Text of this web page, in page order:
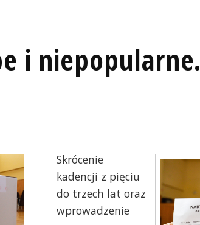
i niepopularne.
Skrócenie
kadencji z pięciu
do trzech lat oraz
wprowadzenie